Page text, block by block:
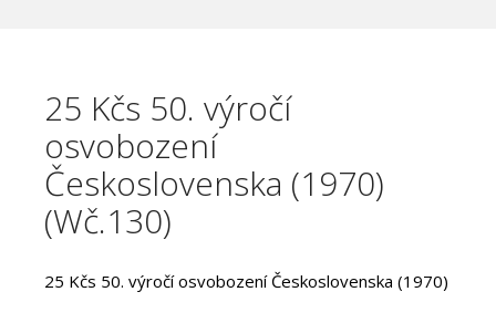
25 Kčs 50. výročí
osvobození
Československa (1970)
(Wč.130)
25 Kčs 50. výročí osvobození Československa (1970)